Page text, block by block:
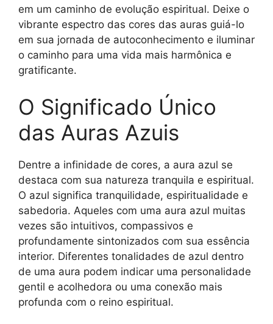
em um caminho de evolução espiritual. Deixe o
vibrante espectro das cores das auras guiá-lo
em sua jornada de autoconhecimento e iluminar
o caminho para uma vida mais harmônica e
gratificante.
O Significado Único
das Auras Azuis
Dentre a infinidade de cores, a aura azul se
destaca com sua natureza tranquila e espiritual.
O azul significa tranquilidade, espiritualidade e
sabedoria. Aqueles com uma aura azul muitas
vezes são intuitivos, compassivos e
profundamente sintonizados com sua essência
interior. Diferentes tonalidades de azul dentro
de uma aura podem indicar uma personalidade
gentil e acolhedora ou uma conexão mais
profunda com o reino espiritual.